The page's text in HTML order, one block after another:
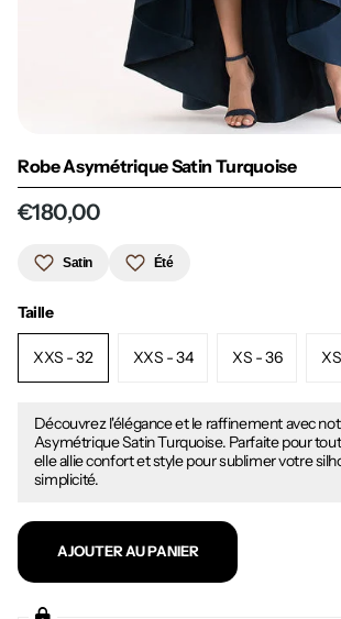
Robe Asymétrique Satin Turquoise
€180,00
Satin Été
Taille
XXS - 32 XXS - 34 XS - 36
Découvrez l'élégance et le raffinement avec
Asymétrique Satin Turquoise. Parfaite pour
elle allie confort et style pour sublimer votre
simplicité.
AJOUTER AU PANIER